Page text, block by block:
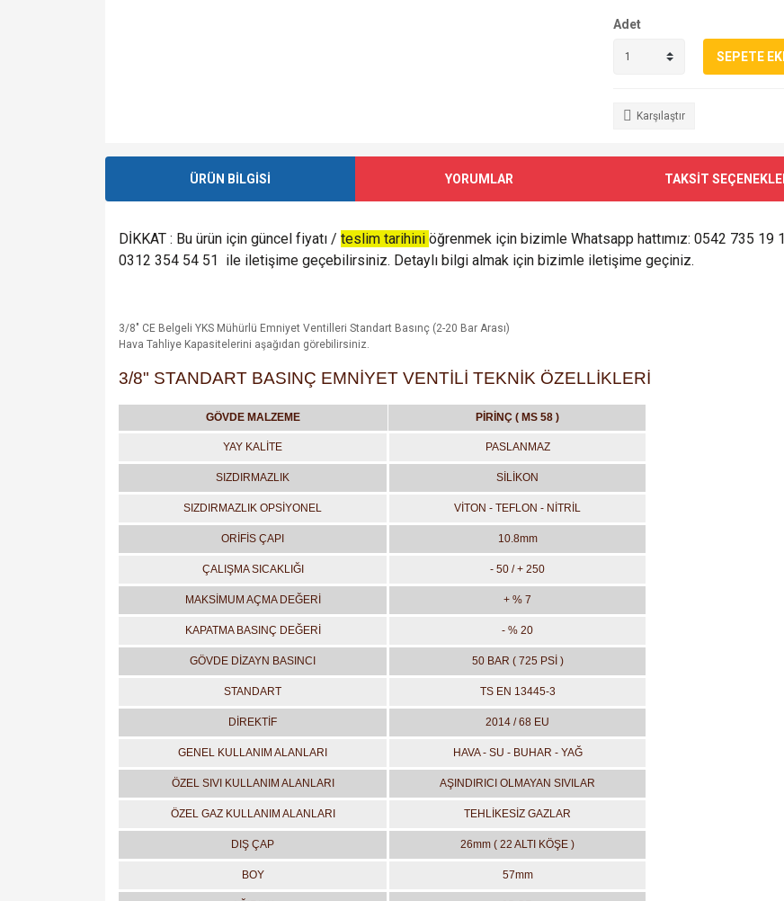
Adet
SEPETE
Karşılaştır
ÜRÜN BİLGİSİ YORUMLAR TAKSİT
DİKKAT : Bu ürün için güncel fiyatı / teslim tarihini öğrenmek için bizimle Whatsapp hattımız: 0542 735 19
0312 354 54 51 ile iletişime geçebilirsiniz. Detaylı bilgi almak için bizimle iletişime geçiniz.
3/8" CE Belgeli YKS Mühürlü Emniyet Ventilleri Standart Basınç (2-20 Bar Arası)
Hava Tahliye Kapasitelerini aşağıdan görebilirsiniz.
3/8" STANDART BASINÇ EMNİYET VENTİLİ TEKNİK ÖZELLİKLERİ
GÖVDE MALZEME PİRİNÇ ( MS 58 )
YAY KALİTE PASLANMAZ
SIZDIRMAZLIK SİLİKON
SIZDIRMAZLIK OPSİYONEL VİTON - TEFLON - NİTRİL
ORİFİS ÇAPI 10.8mm
ÇALIŞMA SICAKLIĞI - 50 / + 250
MAKSİMUM AÇMA DEĞERİ + % 7
KAPATMA BASINÇ DEĞERİ - % 20
GÖVDE DİZAYN BASINCI 50 BAR ( 725 PSİ )
STANDART TS EN 13445-3
DİREKTİF 2014 / 68 EU
GENEL KULLANIM ALANLARI HAVA - SU - BUHAR - YAĞ
ÖZEL SIVI KULLANIM ALANLARI AŞINDIRICI OLMAYAN SIVILAR
ÖZEL GAZ KULLANIM ALANLARI TEHLİKESİZ GAZLAR
DIŞ ÇAP 26mm ( 22 ALTI KÖŞE )
BOY 57mm